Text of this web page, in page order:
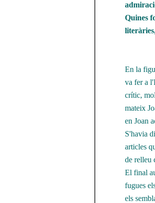
Quines
En la
va fer a
crític,
mateix
en Joan
S'havia
articles
de relleu
El final
fugues
els